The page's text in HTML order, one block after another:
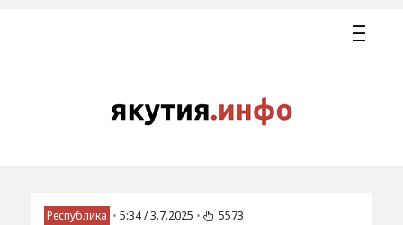
Республика • 5:34 / 3.7.2025 • 5573